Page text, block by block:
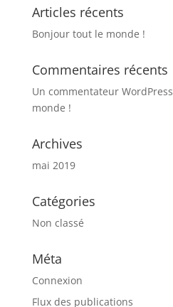
Articles récents
Bonjour tout le monde !
Commentaires récents
Un commentateur WordPress
monde !
Archives
mai 2019
Catégories
Non classé
Méta
Connexion
Flux des publications